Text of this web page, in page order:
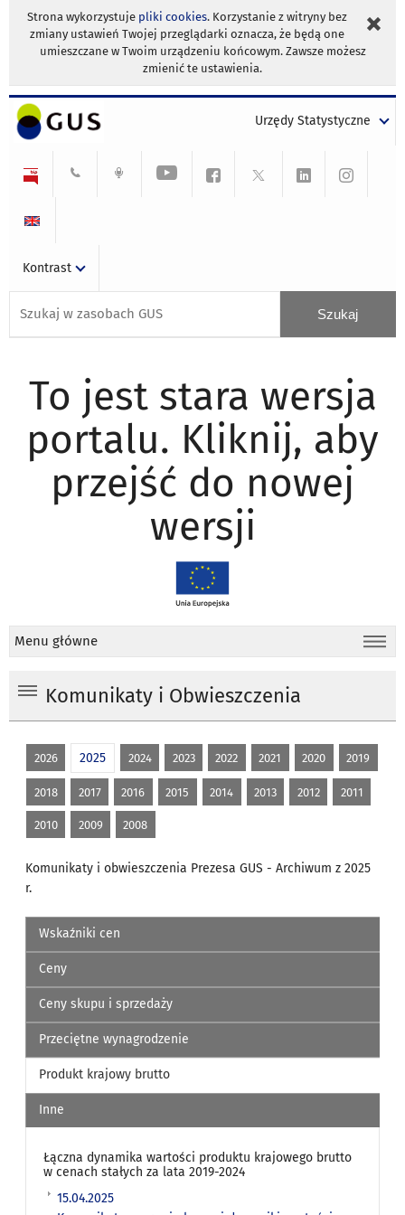
Strona wykorzystuje pliki cookies. Korzystanie z witryny bez
zmiany ustawień Twojej przeglądarki oznacza, że będą one
umieszczane w Twoim urządzeniu końcowym. Zawsze możesz
zmienić te ustawienia.
Urzędy Statystyczne
Kontrast
To jest stara wersja
portalu. Kliknij, aby
przejść do nowej
wersji
Menu główne
Komunikaty i Obwieszczenia
2026 2025 2024 2023 2022 2021 2020 2019
2018 2017 2016 2015 2014 2013 2012 2011
2010 2009 2008
Komunikaty i obwieszczenia Prezesa GUS - Archiwum z 2025
r.
Wskaźniki cen
Ceny
Ceny skupu i sprzedaży
Przeciętne wynagrodzenie
Produkt krajowy brutto
Inne
Łączna dynamika wartości produktu krajowego brutto
w cenach stałych za lata 2019-2024
15.04.2025